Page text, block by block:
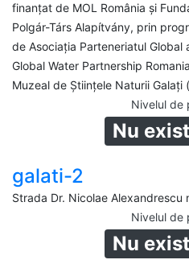
finanțat de MOL România și
Polgár-Társ Alapítvány, prin
de Asociația Parteneriatul Global
Global Water Partnership
Muzeal de Ştiinţele Naturii Galaţi
Nivelul de
Nu
galati-2
Strada Dr. Nicolae Alexandrescu
Nivelul de
Nu